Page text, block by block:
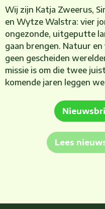
Wij zijn Katja Zweerus,
en Wytze Walstra: vier
ongezonde, uitgeputte
gaan brengen. Natuur
geen gescheiden
missie is om die twee
komende jaren leggen
Lees